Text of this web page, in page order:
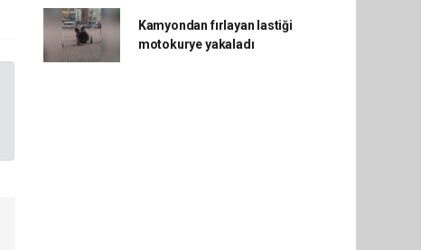
Kamyondan fırlayan lastiği
motokurye yakaladı